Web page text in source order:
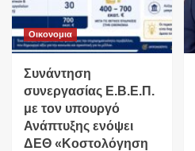
Οικονομια
Συνάντηση
συνεργασίας Ε.Β.Ε.Π.
με τον υπουργό
Ανάπτυξης ενόψει
ΔΕΘ «Κοστολόγηση